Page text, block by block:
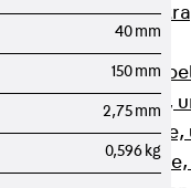
Zurück
Kabelrinnen
Zurück
R Kabelrinne,
RS
RG
40 mm
150 mm
2,75 mm
0,596 kg